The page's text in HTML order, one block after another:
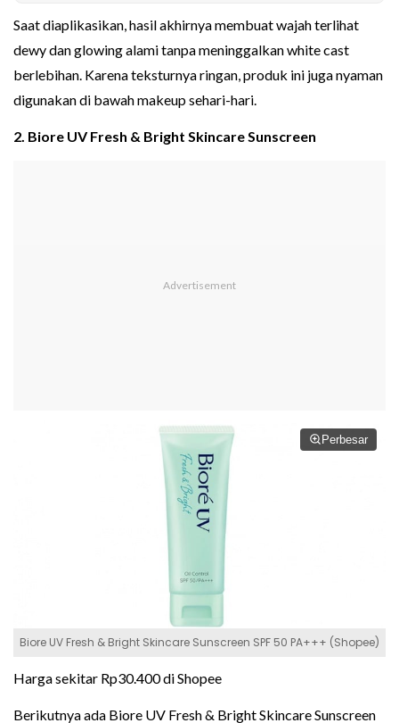
Saat diaplikasikan, hasil akhirnya membuat wajah terlihat
dewy dan glowing alami tanpa meninggalkan white cast
berlebihan. Karena teksturnya ringan, produk ini juga nyaman
digunakan di bawah makeup sehari-hari.
2. Biore UV Fresh & Bright Skincare Sunscreen
Perbesar
Biore UV Fresh & Bright Skincare Sunscreen SPF 50 PA+++ (Shopee)
Harga sekitar Rp30.400 di Shopee
Berikutnya ada Biore UV Fresh & Bright Skincare Sunscreen